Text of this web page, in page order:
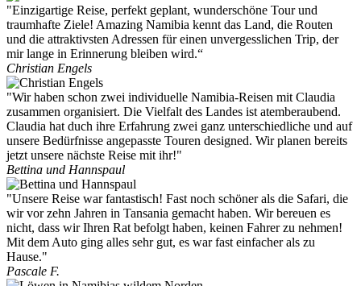
"Einzigartige Reise, perfekt geplant, wunderschöne Tour und
traumhafte Ziele! Amazing Namibia kennt das Land, die Routen
und die attraktivsten Adressen für einen unvergesslichen Trip, der
mir lange in Erinnerung bleiben wird.“
Christian Engels
"Wir haben schon zwei individuelle Namibia-Reisen mit Claudia
zusammen organisiert. Die Vielfalt des Landes ist atemberaubend.
Claudia hat duch ihre Erfahrung zwei ganz unterschiedliche und auf
unsere Bedürfnisse angepasste Touren designed. Wir planen bereits
jetzt unsere nächste Reise mit ihr!"
Bettina und Hannspaul
"Unsere Reise war fantastisch! Fast noch schöner als die Safari, die
wir vor zehn Jahren in Tansania gemacht haben. Wir bereuen es
nicht, dass wir Ihren Rat befolgt haben, keinen Fahrer zu nehmen!
Mit dem Auto ging alles sehr gut, es war fast einfacher als zu
Hause."
Pascale F.